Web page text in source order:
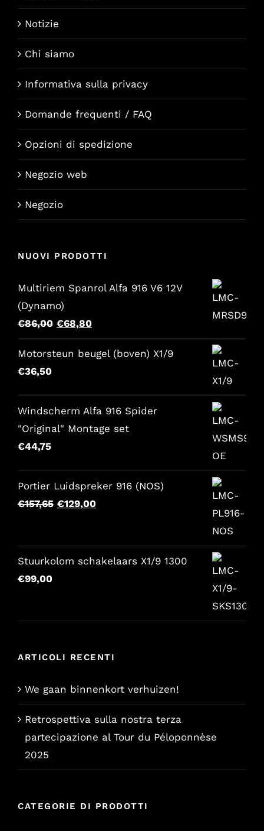
Notizie
Chi siamo
Informativa sulla privacy
Domande frequenti / FAQ
Opzioni di spedizione
Negozio web
Negozio
NUOVI PRODOTTI
Multiriem Spanrol Alfa 916 V6 12V
(Dynamo)
€86,00 Il
prezzo
originale
€86,00.
€68,80Il
prezzo
attuale
€68,80.
Motorsteun beugel (boven) X1/9
€36,50
Windscherm Alfa 916 Spider
"Original" Montage set
€44,75
Portier Luidspreker 916 (NOS)
€157,65 Il
era:
€129,00Il
è:
Stuurkolom schakelaars X1/9 1300
€99,00
ARTICOLI RECENTI
We gaan binnenkort verhuizen!
Retrospettiva sulla nostra terza
partecipazione al Tour du Péloponnèse
2025
CATEGORIE DI PRODOTTI